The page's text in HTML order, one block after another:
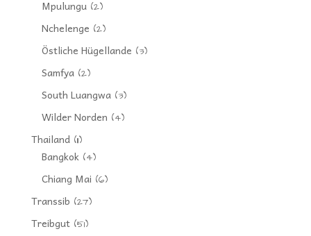
Mpulungu(2)
Nchelenge (2)
Östliche Hügellande (3)
Samfya(2)
South Luangwa(3)
Wilder Norden (4)
Thailand(11)
Bangkok(4)
Chiang Mai (6)
Transsib (27)
Treibgut(51)